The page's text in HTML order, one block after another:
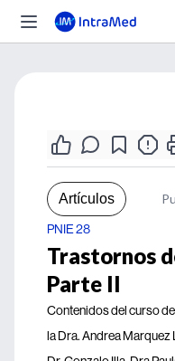
Artículos
PNIE 28
Trastornos
Parte II
Contenidos del curso
la Dra. Andrea